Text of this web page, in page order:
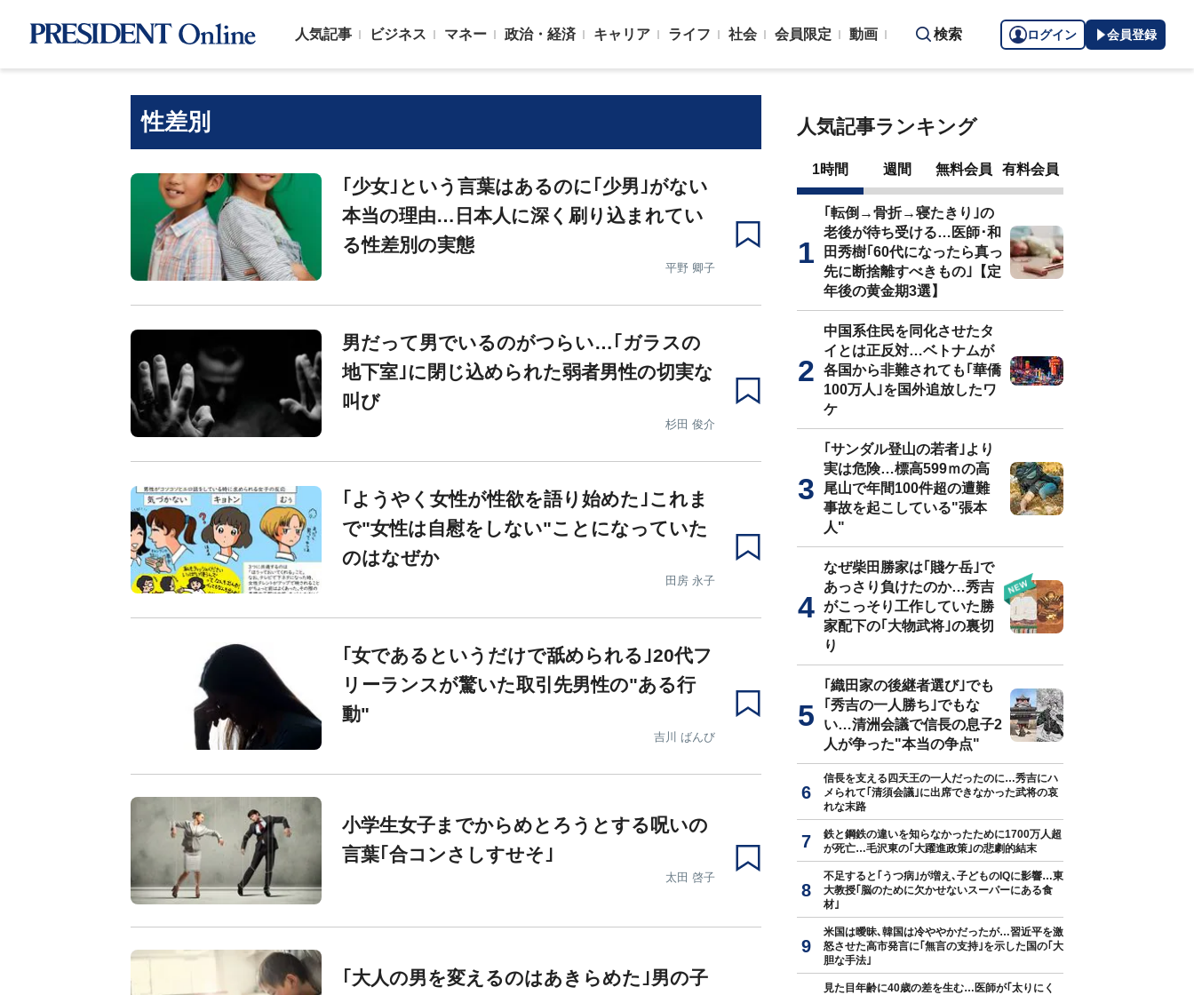
人気記事 ビジネス マネー 政治・経済 キャリア ライフ 社会 会員限定 動画 検索 ログイン 会員登録
性差別
｢少女｣という言葉はあるのに｢少男｣がない
本当の理由…日本人に深く刷り込まれてい
る性差別の実態
平野 卿子
男だって男でいるのがつらい…｢ガラスの
地下室｣に閉じ込められた弱者男性の切実な
叫び
杉田 俊介
｢ようやく女性が性欲を語り始めた｣これま
で"女性は自慰をしない"ことになっていた
のはなぜか
田房 永子
｢女であるというだけで舐められる｣20代フ
リーランスが驚いた取引先男性の"ある行
動"
吉川 ばんび
小学生女子までからめとろうとする呪いの
言葉｢合コンさしすせそ｣
太田 啓子
｢大人の男を変えるのはあきらめた｣男の子
人気記事ランキング
1時間 週間 無料会員 有料会員
｢転倒→骨折→寝たきり｣の
老後が待ち受ける…医師･和
田秀樹｢60代になったら真っ
先に断捨離すべきもの｣【定
年後の黄金期3選】
中国系住民を同化させたタ
イとは正反対…ベトナムが
各国から非難されても｢華僑
100万人｣を国外追放したワ
ケ
｢サンダル登山の若者｣より
実は危険…標高599ｍの高
尾山で年間100件超の遭難
事故を起こしている"張本
人"
なぜ柴田勝家は｢賤ケ岳｣で
あっさり負けたのか…秀吉
がこっそり工作していた勝
家配下の｢大物武将｣の裏切
り
｢織田家の後継者選び｣でも
｢秀吉の一人勝ち｣でもな
い…清洲会議で信長の息子2
人が争った"本当の争点"
信長を支える四天王の一人だったのに…秀吉にハ
メられて｢清須会議｣に出席できなかった武将の哀
れな末路
鉄と鋼鉄の違いを知らなかったために1700万人超
が死亡…毛沢東の｢大躍進政策｣の悲劇的結末
不足すると｢うつ病｣が増え､子どものIQに影響…東
大教授｢脳のために欠かせないスーパーにある食
材｣
米国は曖昧､韓国は冷ややかだったが…習近平を激
怒させた高市発言に｢無言の支持｣を示した国の｢大
胆な手法｣
見た目年齢に40歳の差を生む…医師が｢太りにく